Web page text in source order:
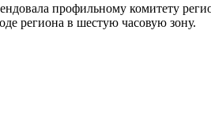
профильному комитету
региона в шестую часовую зону.